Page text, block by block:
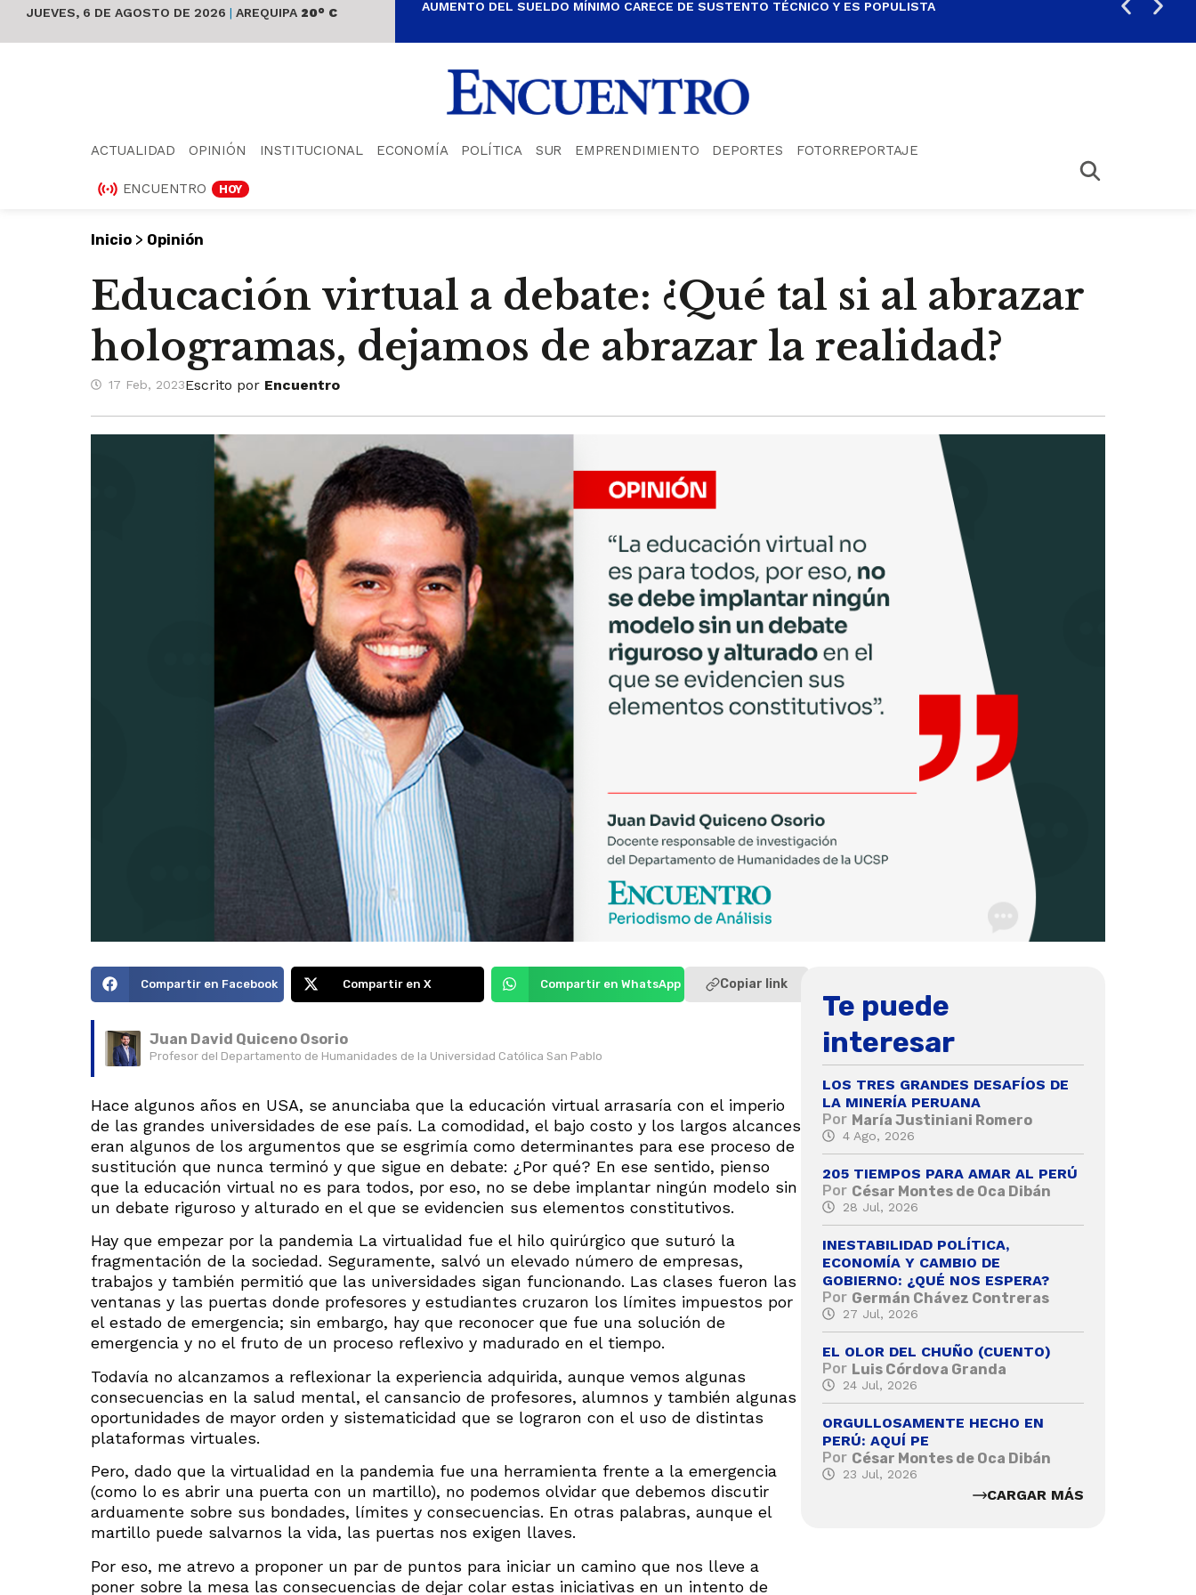
JUEVES, 6 DE AGOSTO DE 2026 | AREQUIPA 20° C AUMENTO DEL SUELDO MÍNIMO CARECE DE SUSTENTO TÉCNICO Y ES POPULISTA
ACTUALIDAD OPINIÓN INSTITUCIONAL ECONOMÍA POLÍTICA SUR EMPRENDIMIENTO DEPORTES FOTORREPORTAJE
ENCUENTRO HOY
Inicio > Opinión
Educación virtual a debate: ¿Qué tal si al abrazar
hologramas, dejamos de abrazar la realidad?
17 Feb, 2023Escrito por Encuentro
Compartir en Facebook Compartir en X Compartir en WhatsApp Copiar link
Juan David Quiceno Osorio
Profesor del Departamento de Humanidades de la Universidad Católica San Pablo
Hace algunos años en USA, se anunciaba que la educación virtual arrasaría con el imperio
de las grandes universidades de ese país. La comodidad, el bajo costo y los largos alcances
eran algunos de los argumentos que se esgrimía como determinantes para ese proceso de
sustitución que nunca terminó y que sigue en debate: ¿Por qué? En ese sentido, pienso
que la educación virtual no es para todos, por eso, no se debe implantar ningún modelo sin
un debate riguroso y alturado en el que se evidencien sus elementos constitutivos.
Hay que empezar por la pandemia La virtualidad fue el hilo quirúrgico que suturó la
fragmentación de la sociedad. Seguramente, salvó un elevado número de empresas,
trabajos y también permitió que las universidades sigan funcionando. Las clases fueron las
ventanas y las puertas donde profesores y estudiantes cruzaron los límites impuestos por
el estado de emergencia; sin embargo, hay que reconocer que fue una solución de
emergencia y no el fruto de un proceso reflexivo y madurado en el tiempo.
Todavía no alcanzamos a reflexionar la experiencia adquirida, aunque vemos algunas
consecuencias en la salud mental, el cansancio de profesores, alumnos y también algunas
oportunidades de mayor orden y sistematicidad que se lograron con el uso de distintas
plataformas virtuales.
Pero, dado que la virtualidad en la pandemia fue una herramienta frente a la emergencia
(como lo es abrir una puerta con un martillo), no podemos olvidar que debemos discutir
arduamente sobre sus bondades, límites y consecuencias. En otras palabras, aunque el
martillo puede salvarnos la vida, las puertas nos exigen llaves.
Por eso, me atrevo a proponer un par de puntos para iniciar un camino que nos lleve a
poner sobre la mesa las consecuencias de dejar colar estas iniciativas en un intento de
Te puede
interesar
LOS TRES GRANDES DESAFÍOS DE
LA MINERÍA PERUANA
Por María Justiniani Romero
4 Ago, 2026
205 TIEMPOS PARA AMAR AL PERÚ
Por César Montes de Oca Dibán
28 Jul, 2026
INESTABILIDAD POLÍTICA,
ECONOMÍA Y CAMBIO DE
GOBIERNO: ¿QUÉ NOS ESPERA?
Por Germán Chávez Contreras
27 Jul, 2026
EL OLOR DEL CHUÑO (CUENTO)
Por Luis Córdova Granda
24 Jul, 2026
ORGULLOSAMENTE HECHO EN
PERÚ: AQUÍ PE
Por César Montes de Oca Dibán
23 Jul, 2026
CARGAR MÁS